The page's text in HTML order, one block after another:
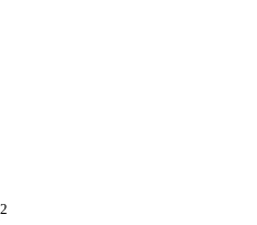
2